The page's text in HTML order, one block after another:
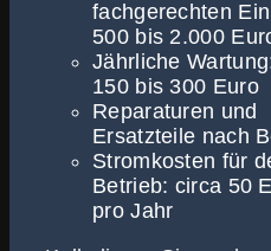
fachgerechten
500 bis 2.000
Jährliche
150 bis 300 Euro
Reparaturen und
Ersatzteile nach
Stromkosten für
Betrieb: circa 50
pro Jahr